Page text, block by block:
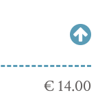
€ 14.00